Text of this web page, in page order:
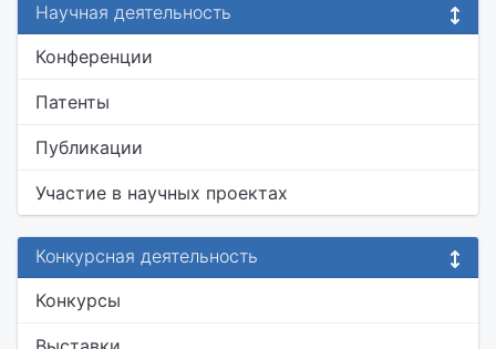
Научная деятельность
Конференции
Патенты
Публикации
Участие в научных проектах
Конкурсная деятельность
Конкурсы